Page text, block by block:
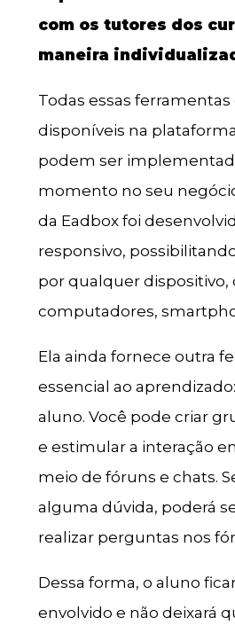
com os tutores dos
maneira
Todas essas ferramentas
disponíveis na
podem ser
momento no seu
da Eadbox foi
responsivo,
por qualquer dispositivo,
computadores,
Ela ainda fornece outra
essencial ao
aluno. Você pode criar
e estimular a interação
meio de fóruns e chats.
alguma dúvida, poderá
realizar perguntas nos
Dessa forma, o aluno
envolvido e não deixará